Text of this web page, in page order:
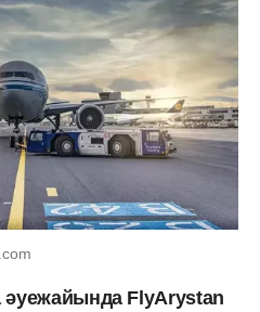
әуежайында FlyArystan